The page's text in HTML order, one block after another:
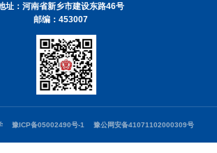
址：河南省新乡市建设东路46号
邮编：453007
豫ICP备05002490号-1 豫公网安备41071102000309号